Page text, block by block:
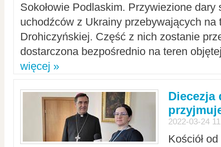
Sokołowie Podlaskim. Przywiezione dary
uchodźców z Ukrainy przebywających na
Drohiczyńskiej. Część z nich zostanie
dostarczona bezpośrednio na teren
więcej »
Diecezja
2022-03-24
Kościół